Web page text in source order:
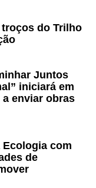
do Trilho
Juntos
iniciará em
enviar obras
Ecologia com
de